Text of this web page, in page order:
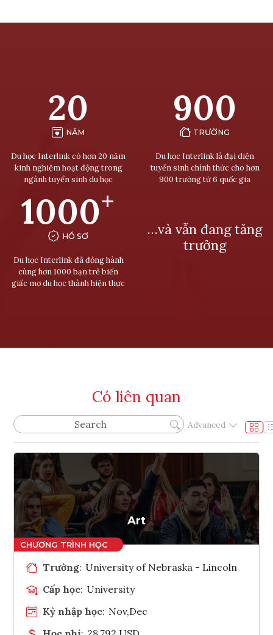
20
NĂM
Du học Interlink có hơn 20 năm
kinh nghiệm hoạt động trong
ngành tuyển sinh du học
900
TRƯỜNG
Du học Interlink là đại diện
tuyển sinh chính thức cho hơn
900 trường từ 6 quốc gia
1000+
HỒ SƠ
Du học Interlink đã đồng hành
cùng hơn 1000 bạn trẻ biến
giấc mơ du học thành hiện thực
…và vẫn đang tăng
trưởng
Có liên quan
Advanced
Art
Trường: University of Nebraska - Lincoln
Cấp học: University
Kỳ nhập học: Nov,Dec